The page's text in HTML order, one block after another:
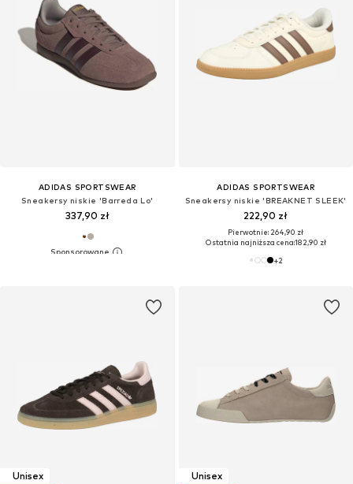
ADIDAS SPORTSWEAR
Sneakersy niskie 'Barreda Lo'
337,90 zł
ADIDAS SPORTSWEAR
Sneakersy niskie 'BREAKNET SLEEK'
222,90 zł
Pierwotnie: 264,90 zł
Ostatnia najniższa cena:182,90 zł
+2
Unisex
Unisex